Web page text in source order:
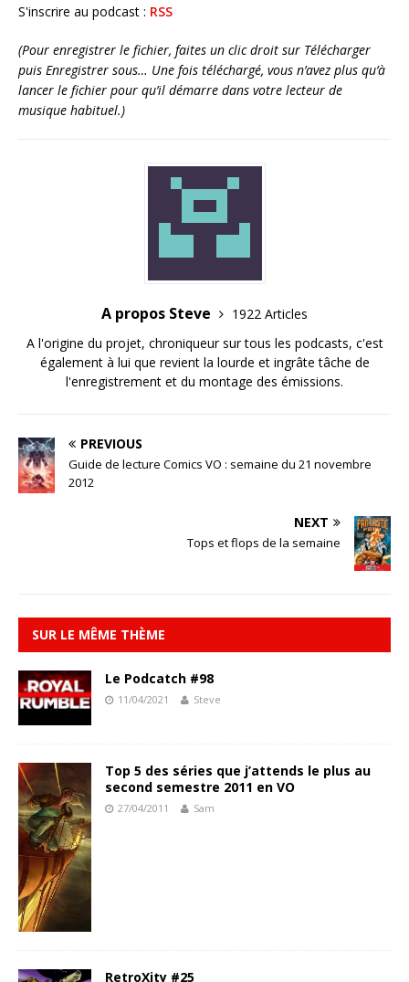
S'inscrire au podcast : RSS
(Pour enregistrer le fichier, faites un clic droit sur Télécharger
puis Enregistrer sous… Une fois téléchargé, vous n’avez plus qu’à
lancer le fichier pour qu’il démarre dans votre lecteur de
musique habituel.)
A propos Steve
1922 Articles
A l'origine du projet, chroniqueur sur tous les podcasts, c'est
également à lui que revient la lourde et ingrâte tâche de
l'enregistrement et du montage des émissions.
PREVIOUS
Guide de lecture Comics VO : semaine du 21 novembre
2012
NEXT
Tops et flops de la semaine
SUR LE MÊME THÈME
Le Podcatch #98
11/04/2021 Steve
Top 5 des séries que j’attends le plus au
second semestre 2011 en VO
27/04/2011 Sam
RetroXity #25